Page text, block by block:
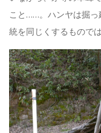
こと……。ハンヤは掘っ
統を同じくするものでは